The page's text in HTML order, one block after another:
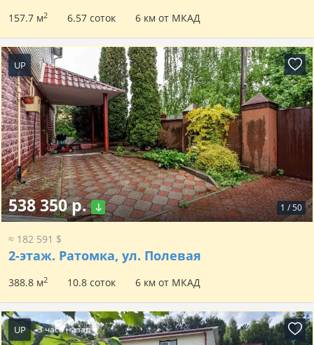
157.7 м2 6.57 соток 6 км от МКАД
UP 1 час назад
1 /50
538 350 р.
≈ 182 591 $
2-этаж. Ратомка, ул. Полевая
388.8 м2 10.8 соток 6 км от МКАД
UP 3 часа назад